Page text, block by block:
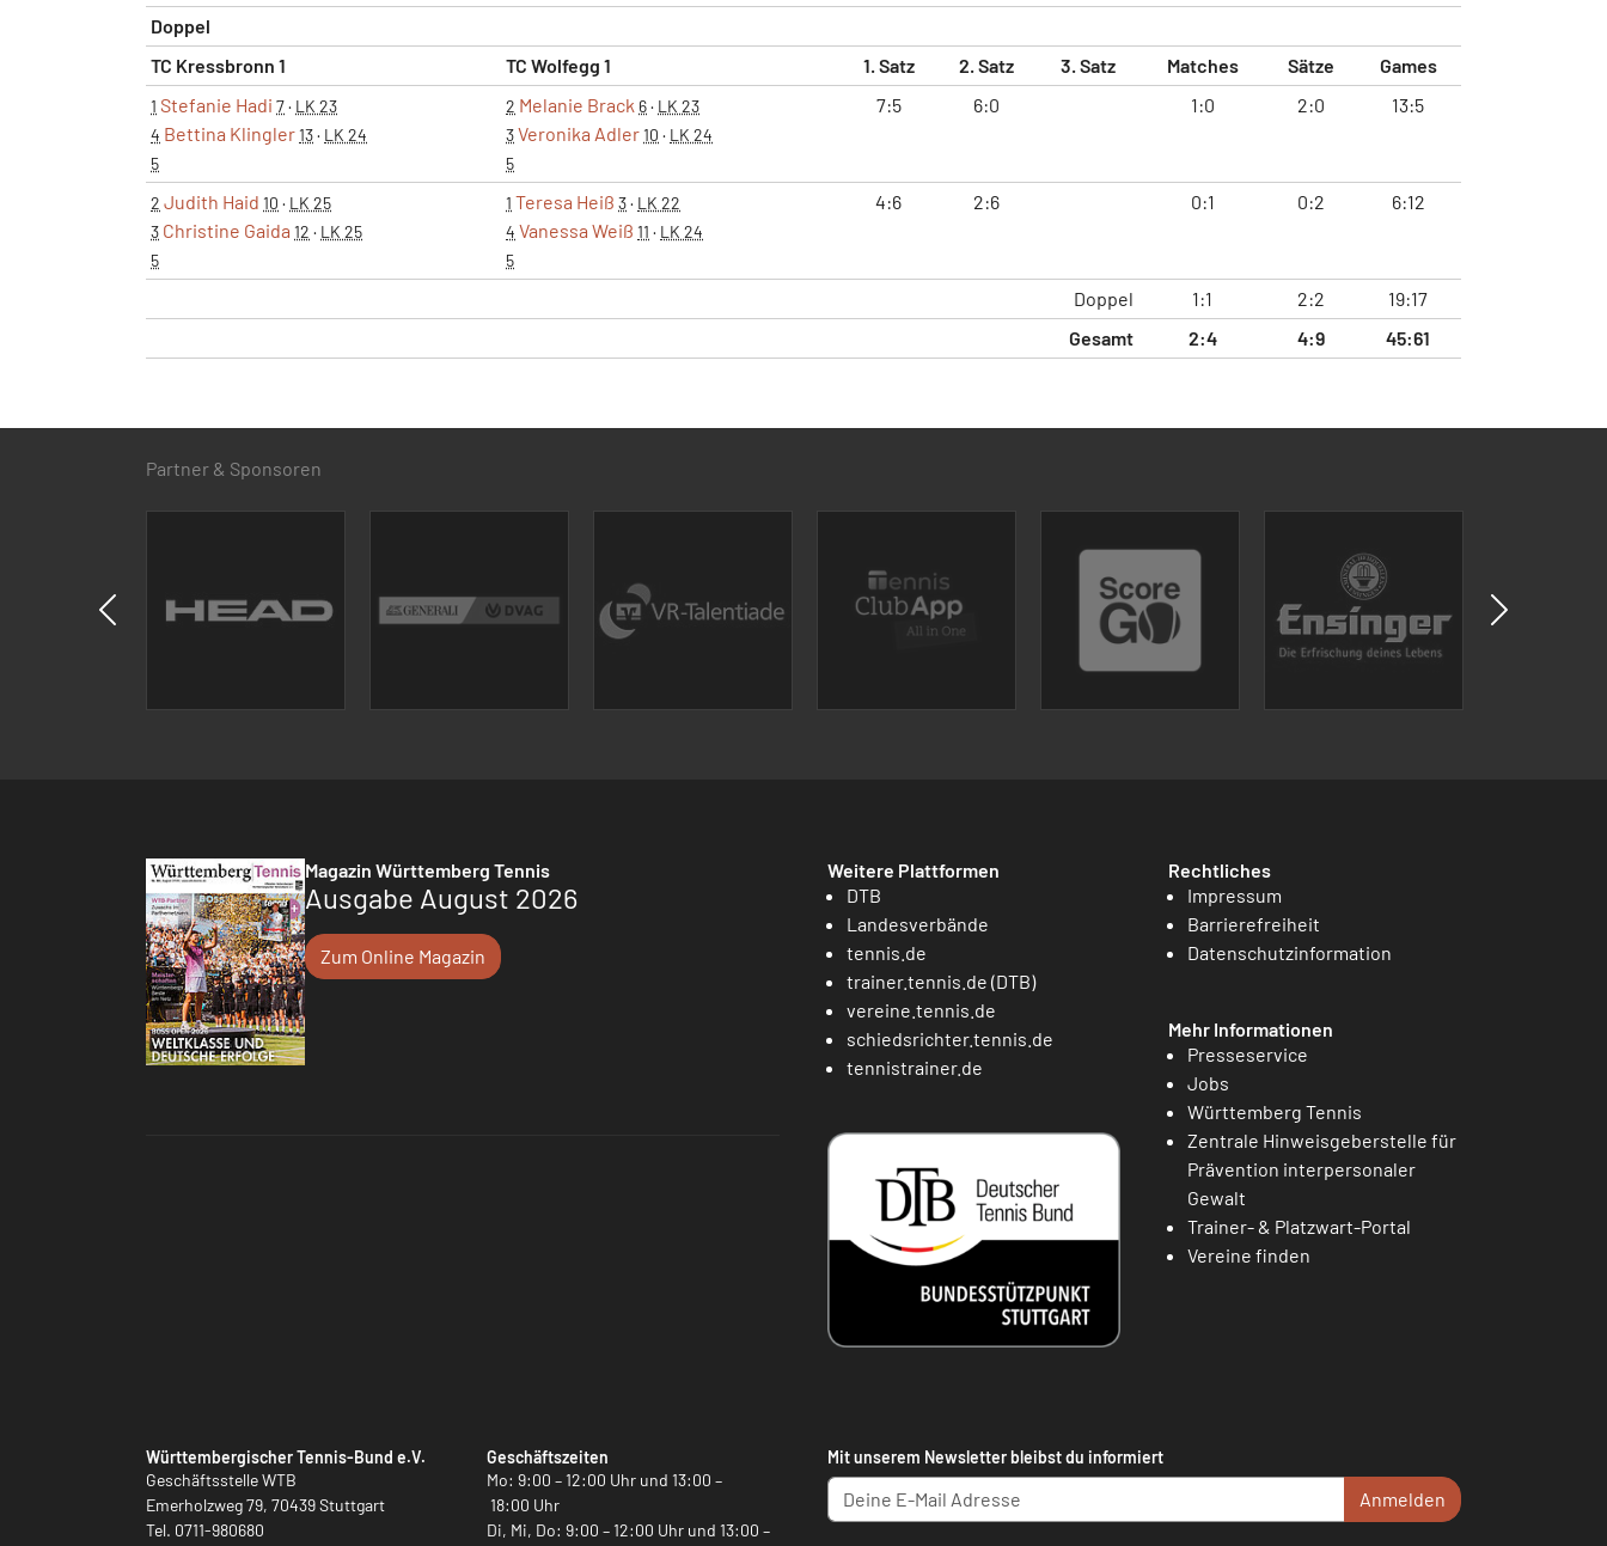
Doppel
TC Kressbronn 1
TC Wolfegg 1 1. Satz 2. Satz 3. Satz Matches Sätze Games
1 Stefanie Hadi 7· LK 23
4 Bettina Klingler13· LK 24
5
2 Melanie Brack 6· LK 23
3Veronika Adler10 · LK 24
5
7:5 6:0 1:0 2:0 13:5
2 Judith Haid 10 · LK 25
3 Christine Gaida 12 · LK 25
5
1 Teresa Heiß 3· LK 22
4 Vanessa Weiß 11 · LK 24
5
4:6 2:6 0:1 0:2 6:12
Doppel 1:1 2:2
19:17
Gesamt
2:4 4:9 45:61
Partner & Sponsoren
Magazin Württemberg Tennis
Ausgabe August 2026
Zum Online Magazin
Weitere Plattformen
DTB
Landesverbände
tennis.de
trainer.tennis.de (DTB)
vereine.tennis.de
schiedsrichter.tennis.de
tennistrainer.de
Rechtliches
Impressum
Barrierefreiheit
Datenschutzinformation
Mehr Informationen
Presseservice
Jobs
Württemberg Tennis
Zentrale Hinweisgeberstelle für
Prävention interpersonaler
Gewalt
Trainer- & Platzwart-Portal
Vereine finden
Württembergischer Tennis-Bund e.V.
Geschäftsstelle WTB
Emerholzweg 79, 70439 Stuttgart
Tel. 0711-980680
Geschäftszeiten
Mo: 9:00 – 12:00 Uhr und 13:00 –
18:00 Uhr
Di, Mi, Do: 9:00 – 12:00 Uhr und 13:00 –
Mit unserem Newsletter bleibst du informiert
Anmelden